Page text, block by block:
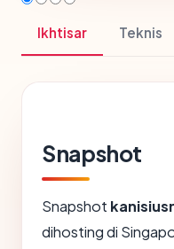
Ikhtisar Teknis
Snapshot
Snapshot
dihosting di